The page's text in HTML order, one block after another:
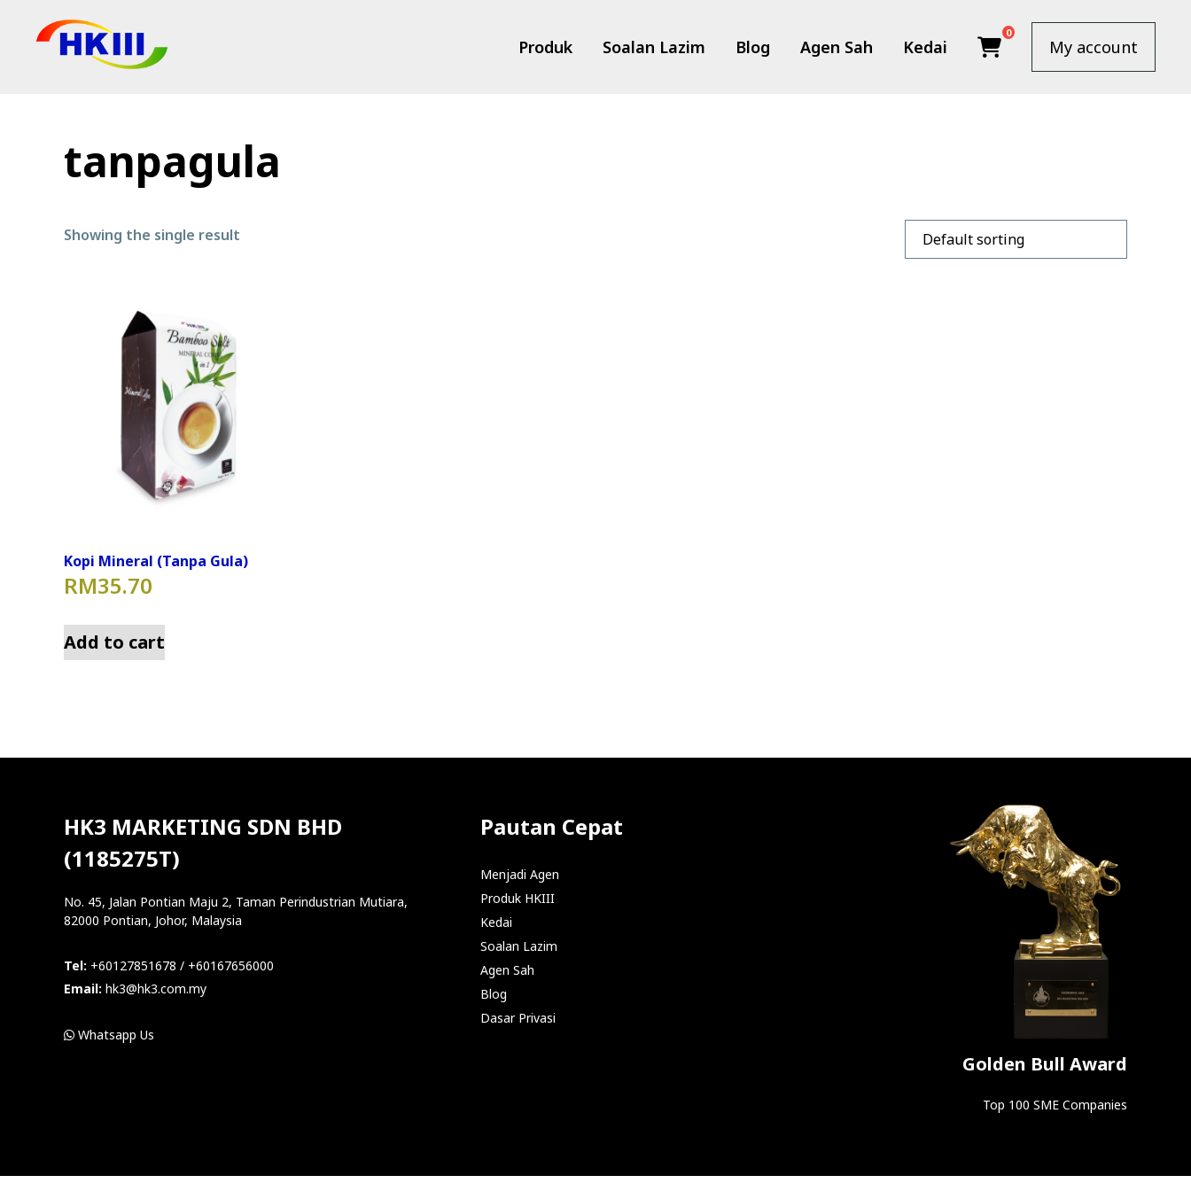
Produk Soalan Lazim Blog Agen Sah Kedai
0
My account
tanpagula
Showing the single result
Kopi Mineral (Tanpa Gula)
RM35.70
Add to cart
HK3 MARKETING SDN BHD
(1185275T)
No. 45, Jalan Pontian Maju 2, Taman Perindustrian Mutiara,
82000 Pontian, Johor, Malaysia
Tel: +60127851678 / +60167656000
Email: hk3@hk3.com.my
Whatsapp Us
Pautan Cepat
Menjadi Agen
Produk HKIII
Kedai
Soalan Lazim
Agen Sah
Blog
Dasar Privasi
Golden Bull Award
Top 100 SME Companies